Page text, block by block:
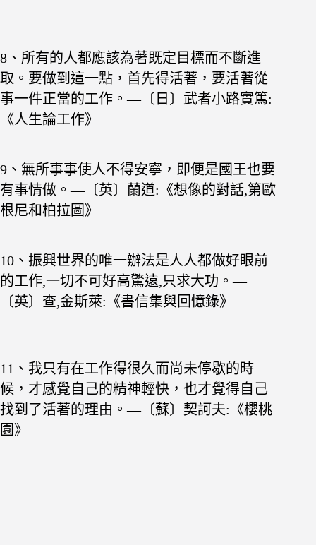
8、所有的人都應該為著既定目標而不斷進
取。要做到這一點，首先得活著，要活著從
事一件正當的工作。—〔日〕武者小路實篤:
《人生論工作》
9、無所事事使人不得安寧，即便是國王也要
有事情做。—〔英〕蘭道:《想像的對話,第歐
根尼和柏拉圖》
10、振興世界的唯一辦法是人人都做好眼前
的工作,一切不可好高驚遠,只求大功。—
〔英〕查,金斯萊:《書信集與回憶錄》
11、我只有在工作得很久而尚未停歇的時
候， 才感覺 自己的精神輕快，也才覺得自己
找到了活著的理由。—〔蘇〕契訶夫:《櫻桃
園》